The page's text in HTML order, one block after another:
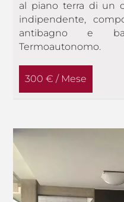
al piano terra di un
indipendente,
antibagno e
Termoautonomo.
300 € / Mese